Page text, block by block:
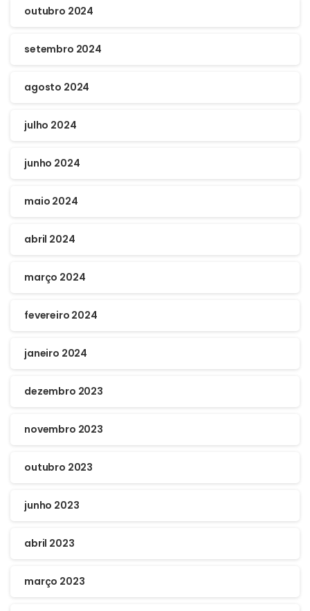
outubro 2024
setembro 2024
agosto 2024
julho 2024
junho 2024
maio 2024
abril 2024
março 2024
fevereiro 2024
janeiro 2024
dezembro 2023
novembro 2023
outubro 2023
junho 2023
abril 2023
março 2023